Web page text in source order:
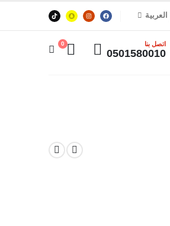
العربية
اتصل بنا
0501580010
0